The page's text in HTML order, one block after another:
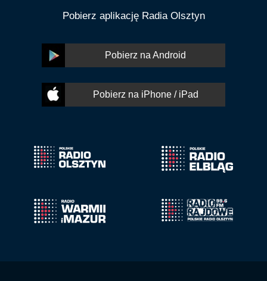
Pobierz aplikację Radia Olsztyn
Pobierz na Android
Pobierz na iPhone / iPad